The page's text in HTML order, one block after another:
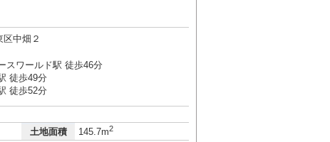
中畑２
スワールド駅 徒歩46分
徒歩49分
徒歩52分
土地面積 145.7m2